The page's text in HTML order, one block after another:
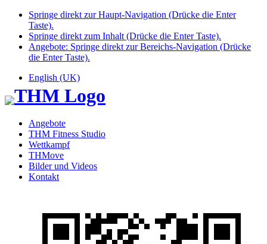
Springe direkt zur Haupt-Navigation (Drücke die Enter
Taste).
Springe direkt zum Inhalt (Drücke die Enter Taste).
Angebote: Springe direkt zur Bereichs-Navigation (Drücke
die Enter Taste).
English (UK)
Angebote
THM Fitness Studio
Wettkampf
THMove
Bilder und Videos
Kontakt